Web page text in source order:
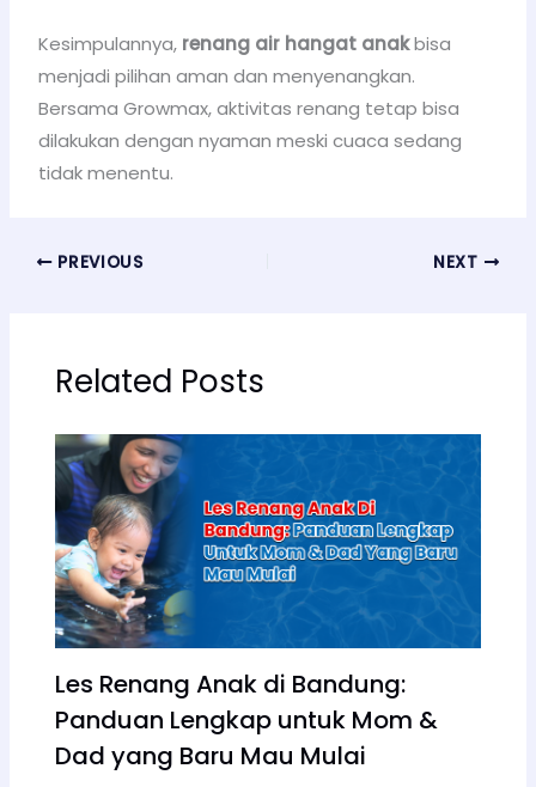
Kesimpulannya, renang air hangat anakbisa
menjadi pilihan aman dan menyenangkan.
Bersama Growmax, aktivitas renang tetap bisa
dilakukan dengan nyaman meski cuaca sedang
tidak menentu.
PREVIOUS NEXT
Related Posts
Les Renang Anak di Bandung:
Panduan Lengkap untuk Mom &
Dad yang Baru Mau Mulai